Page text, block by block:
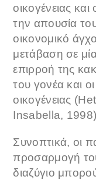
οικογένειας
την απουσία
οικονομικό
μετάβαση σε
επιρροή της
του γονέα και
οικογένειας
Insabella,
Συνοπτικά, οι
προσαρμογή
διαζύγιο